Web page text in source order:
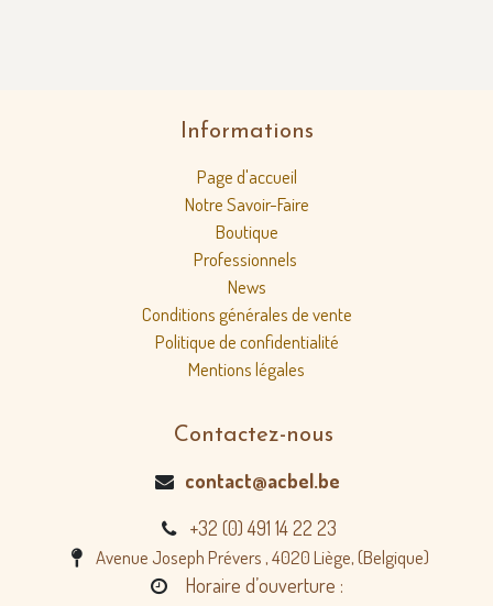
Informations
Page d'accueil
Notre Savoir-Faire
Boutique
Professionnels
News
Conditions générales de vente
Politique de confidentialité
Mentions légales
Contactez-nous
contact@acbel.be
+32 (0) 491 14 22 23
Avenue Joseph Prévers , 4020 Liège, (Belgique)
Horaire d’ouverture :